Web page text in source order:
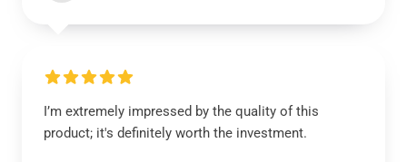
I’m extremely impressed by the quality of this
product; it's definitely worth the investment.